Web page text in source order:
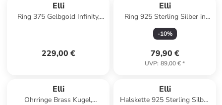
Elli
Ring 375 Gelbgold Infinity,
229,00 €
Elli
Ring 925 Sterling Silber in
Silber
-10%
79,90 €
UVP: 89,00 €*
Elli
Ohrringe Brass Kugel,
Elli
Halskette 925 Sterling Silber